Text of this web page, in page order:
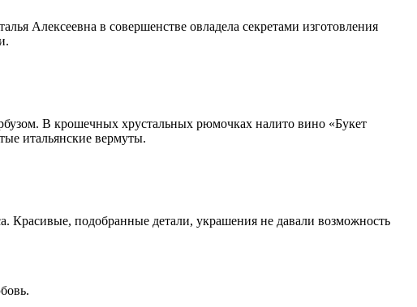
Алексеевна в совершенстве овладела секретами изготовления
В крошечных хрустальных рюмочках налито вино «Букет
итальянские вермуты.
Красивые, подобранные детали, украшения не давали возможность